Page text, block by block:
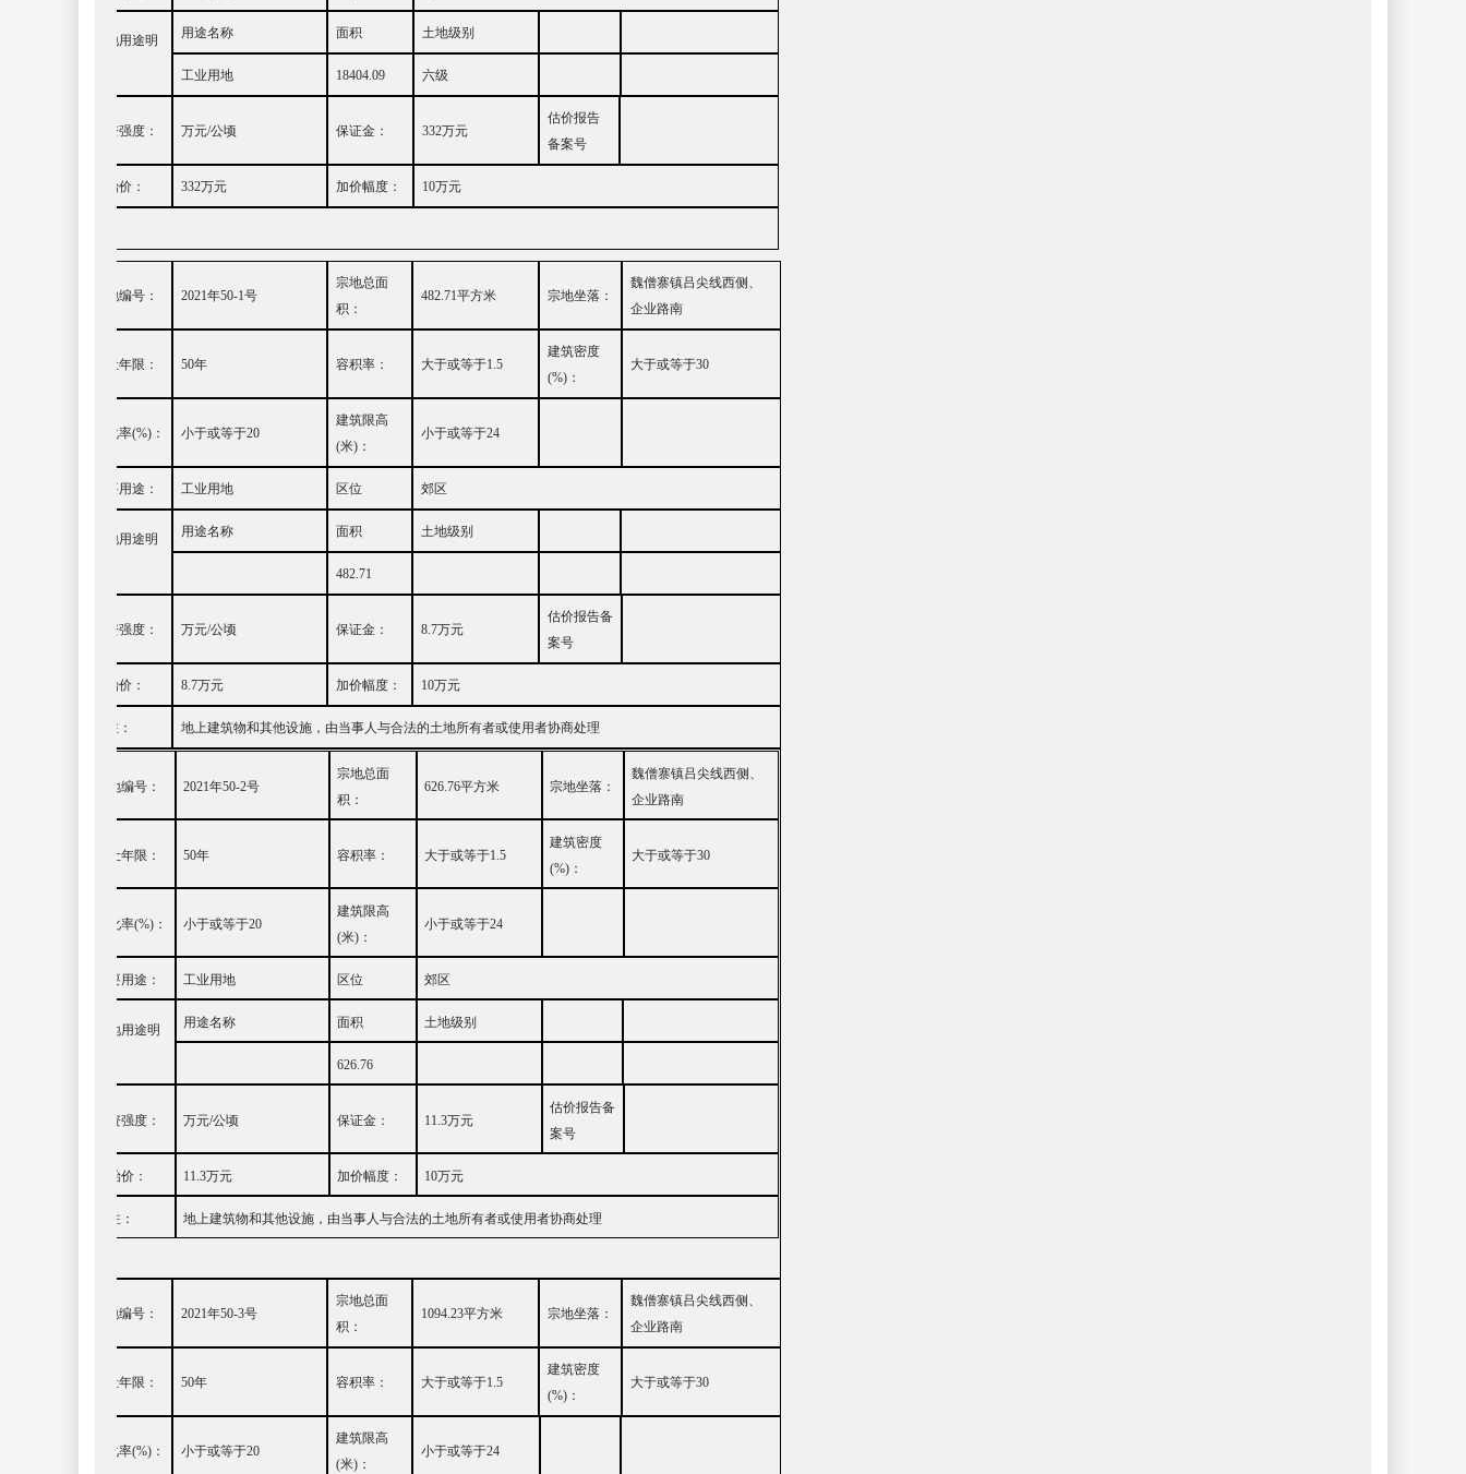
土地用途明
用途名称 面积 土地级别
工业用地 18404.09 六级
投资强度： 万元/公顷 保证金： 332万元
估价报告
备案号
起始价： 332万元 加价幅度： 10万元
宗地编号： 2021年50-1号
宗地总面
积：
482.71平方米 宗地坐落：
魏僧寨镇吕尖线西侧、
企业路南
出让年限： 50年 容积率： 大于或等于1.5
建筑密度
(%)：
大于或等于30
绿化率(%)： 小于或等于20
建筑限高
(米)：
小于或等于24
主要用途 ： 工业用地 区位 郊区
土地用途明
用途名称 面积 土地级别
482.71
投资强度： 万元/公顷 保证金： 8.7万元
估价报告备
案号
起始价： 8.7万元 加价幅度： 10万元
备注： 地上建筑物和其他设施，由当事人与合法的土地所有者或使用者协商处理
宗地编号： 2021年50-2号
宗地总面
积：
626.76平方米 宗地坐落：
魏僧寨镇吕尖线西侧、
企业路南
出让年限： 50年 容积率： 大于或等于1.5
建筑密度
(%)：
大于或等于30
绿化率(%)： 小于或等于20
建筑限高
(米)：
小于或等于24
主要用途 ： 工业用地 区位 郊区
土地用途明
用途名称 面积 土地级别
626.76
投资强度： 万元/公顷 保证金： 11.3万元
估价报告备
案号
起始价： 11.3万元 加价幅度： 10万元
备注： 地上建筑物和其他设施，由当事人与合法的土地所有者或使用者协商处理
宗地编号： 2021年50-3号
宗地总面
积：
1094.23平方米 宗地坐落：
魏僧寨镇吕尖线西侧、
企业路南
出让年限： 50年 容积率： 大于或等于1.5
建筑密度
(%)：
大于或等于30
绿化率(%)： 小于或等于20
建筑限高
(米)：
小于或等于24